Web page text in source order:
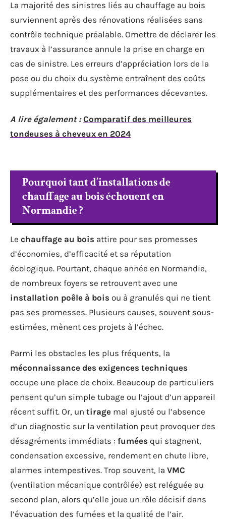
La majorité des sinistres liés au chauffage au bois
surviennent après des rénovations réalisées sans
contrôle technique préalable. Omettre de déclarer les
travaux à l’assurance annule la prise en charge en
cas de sinistre. Les erreurs d’appréciation lors de la
pose ou du choix du système entraînent des coûts
supplémentaires et des performances décevantes.
A lire également : Comparatif des meilleures
tondeuses à cheveux en 2024
Pourquoi tant d’installations de
chauffage au bois échouent en
Normandie ?
Le chauffage au bois attire pour ses promesses
d’économies, d’efficacité et sa réputation
écologique. Pourtant, chaque année en Normandie,
de nombreux foyers se retrouvent avec une
installation poêle à bois ou à granulés qui ne tient
pas ses promesses. Plusieurs causes, souvent sous-
estimées, mènent ces projets à l’échec.
Parmi les obstacles les plus fréquents, la
méconnaissance des exigences techniques
occupe une place de choix. Beaucoup de particuliers
pensent qu’un simple tubage ou l’ajout d’un appareil
récent suffit. Or, un tirage mal ajusté ou l’absence
d’un diagnostic sur la ventilation peut provoquer des
désagréments immédiats : fumées qui stagnent,
condensation excessive, rendement en chute libre,
alarmes intempestives. Trop souvent, la VMC
(ventilation mécanique contrôlée) est reléguée au
second plan, alors qu’elle joue un rôle décisif dans
l’évacuation des fumées et la qualité de l’air.